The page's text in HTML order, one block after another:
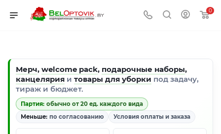
0
Мерч, welcome pack, подарочные наборы,
канцелярия и товары для уборки под задачу,
тираж и бюджет.
Партия: обычно от 20 ед. каждого вида
Меньше: по согласованию Условия оплаты и заказа